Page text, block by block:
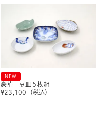
NEW
豪華 豆皿５枚組
¥23,100 （税込）